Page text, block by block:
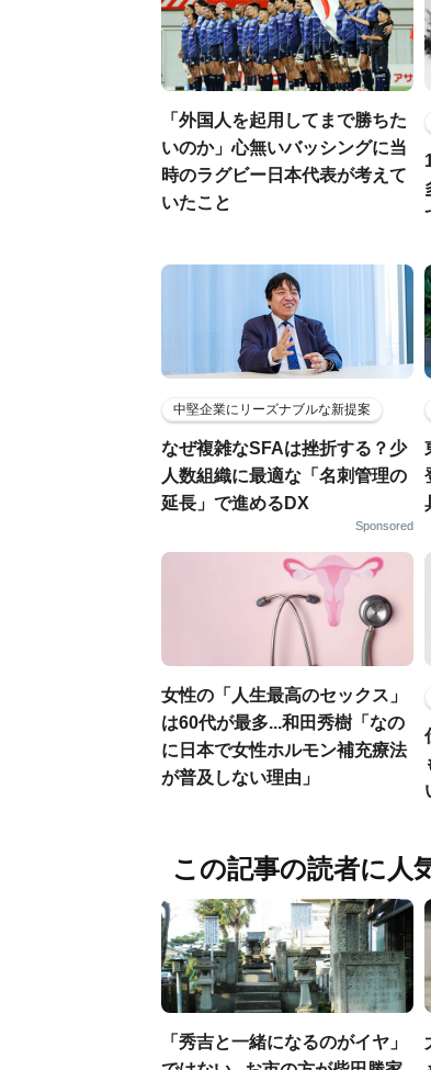
「外国人を起用してまで勝ちた
いのか」心無いバッシングに当
時のラグビー日本代表が考えて
いたこと
中堅企業にリーズナブルな新提案
なぜ複雑なSFAは挫折する？少
人数組織に最適な「名刺管理の
延長」で進めるDX
Sponsored
女性の「人生最高のセックス」
は60代が最多...和田秀樹「なの
に日本で女性ホルモン補充療法
が普及しない理由」
この記事の読者に人
「秀吉と一緒になるのがイヤ」